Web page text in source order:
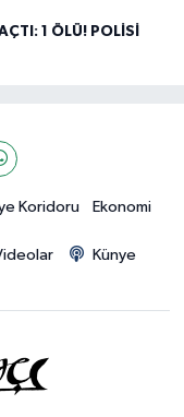
1 ÖLÜ! POLİSİ
Koridoru
Ekonomi
Künye